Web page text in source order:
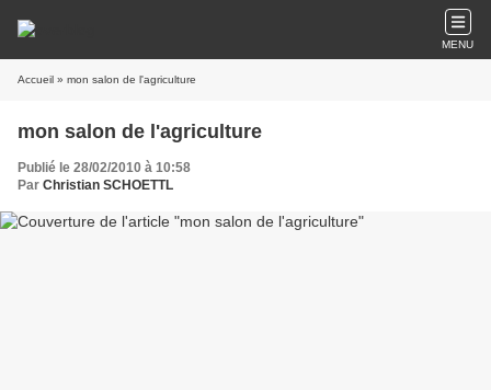
MENU
Accueil » mon salon de l'agriculture
mon salon de l'agriculture
Publié le 28/02/2010 à 10:58
Par Christian SCHOETTL